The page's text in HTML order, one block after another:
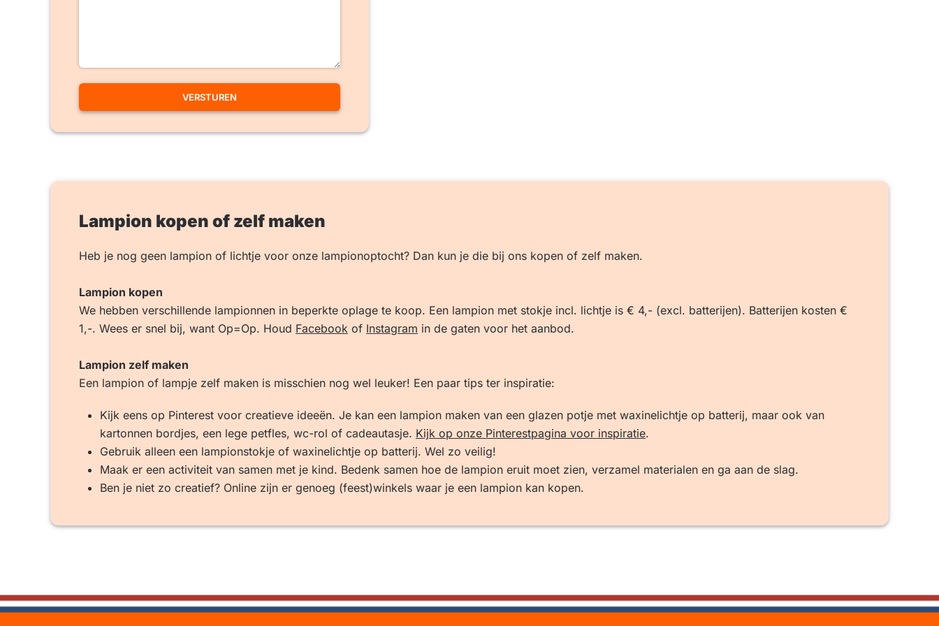
Lampion kopen of zelf maken
Heb je nog geen lampion of lichtje voor onze lampionoptocht? Dan kun je die bij ons kopen of zelf maken.
Lampion kopen
We hebben verschillende lampionnen in beperkte oplage te koop. Een lampion met stokje incl. lichtje is € 4,- (excl. batterijen). Batterijen kosten €
1,-. Wees er snel bij, want Op=Op. Houd Facebook of Instagram in de gaten voor het aanbod.
Lampion zelf maken
Een lampion of lampje zelf maken is misschien nog wel leuker! Een paar tips ter inspiratie:
Kijk eens op Pinterest voor creatieve ideeën. Je kan een lampion maken van een glazen potje met waxinelichtje op batterij, maar ook van
kartonnen bordjes, een lege petfles, wc-rol of cadeautasje. Kijk op onze Pinterestpagina voor inspiratie.
Gebruik alleen een lampionstokje of waxinelichtje op batterij. Wel zo veilig!
Maak er een activiteit van samen met je kind. Bedenk samen hoe de lampion eruit moet zien, verzamel materialen en ga aan de slag.
Ben je niet zo creatief? Online zijn er genoeg (feest)winkels waar je een lampion kan kopen.